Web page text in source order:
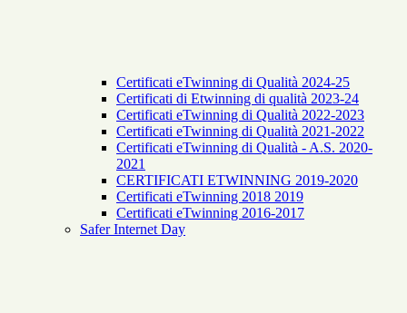
Certificati eTwinning di Qualità 2024-25
Certificati di Etwinning di qualità 2023-24
Certificati eTwinning di Qualità 2022-2023
Certificati eTwinning di Qualità 2021-2022
Certificati eTwinning di Qualità - A.S. 2020-
2021
CERTIFICATI ETWINNING 2019-2020
Certificati eTwinning 2018 2019
Certificati eTwinning 2016-2017
Safer Internet Day